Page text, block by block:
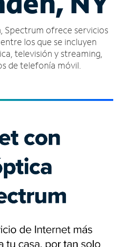
Spectrum ofrece servicios
los que se incluyen
televisión y streaming,
de telefonía móvil.